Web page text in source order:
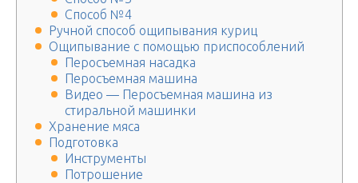
Способ №4
Ручной способ ощипывания куриц
Ощипывание с помощью приспособлений
Перосъемная насадка
Перосъемная машина
Видео — Перосъемная машина из
стиральной машинки
Хранение мяса
Подготовка
Инструменты
Потрошение